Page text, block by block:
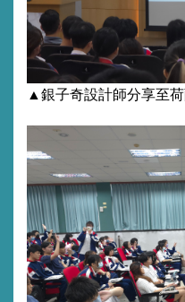
▲銀子奇設計師分享至荷